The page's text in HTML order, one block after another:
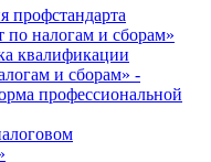
профстандарта
по налогам и сборам»
квалификации
и сборам» -
профессиональной